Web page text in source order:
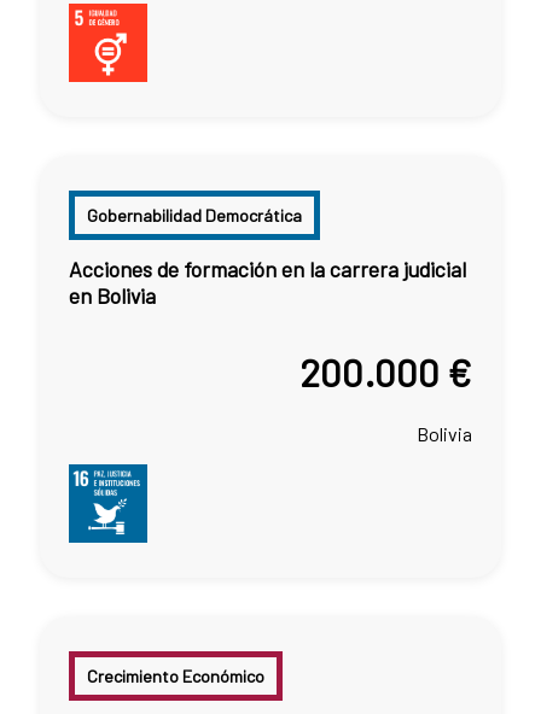
Gobernabilidad Democrática
Acciones de formación en la carrera judicial
en Bolivia
200.000 €
Bolivia
Crecimiento Económico